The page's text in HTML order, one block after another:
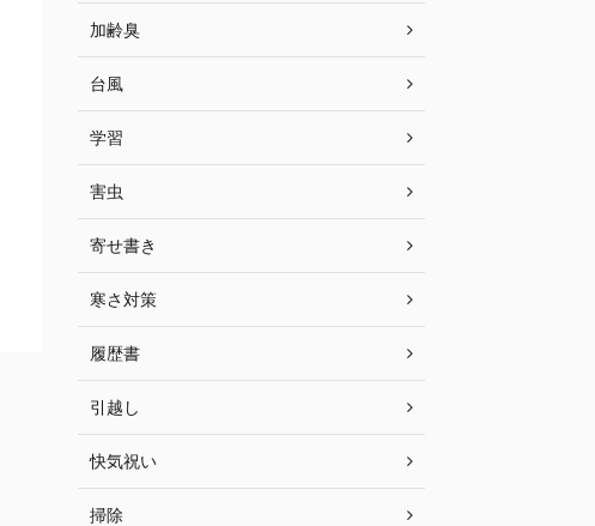
加齢臭
台風
学習
害虫
寄せ書き
寒さ対策
履歴書
引越し
快気祝い
掃除